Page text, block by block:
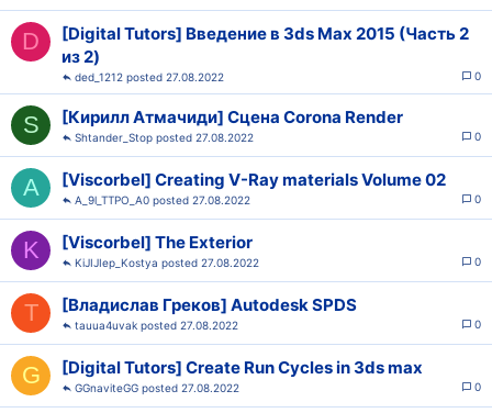
D
[Digital Tutors] Введение в 3ds Max 2015 (Часть 2
из 2)
0
27.08.2022
ded_1212
S [Кирилл Атмачиди] Сцена Corona Render
0
27.08.2022
Shtander_Stop
A [Viscorbel] Creating V-Ray materials Volume 02
0
27.08.2022
A_9l_TTPO_A0
K [Viscorbel] The Exterior
0
27.08.2022
KiJIJIep_Kostya
T [Владислав Греков] Autodesk SPDS
0
27.08.2022
tauua4uvak
G [Digital Tutors] Create Run Cycles in 3ds max
0
27.08.2022
GGnaviteGG